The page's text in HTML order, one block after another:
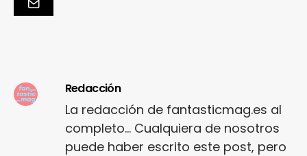
Redacción
La redacción de fantasticmag.es al
completo... Cualquiera de nosotros
puede haber escrito este post, pero